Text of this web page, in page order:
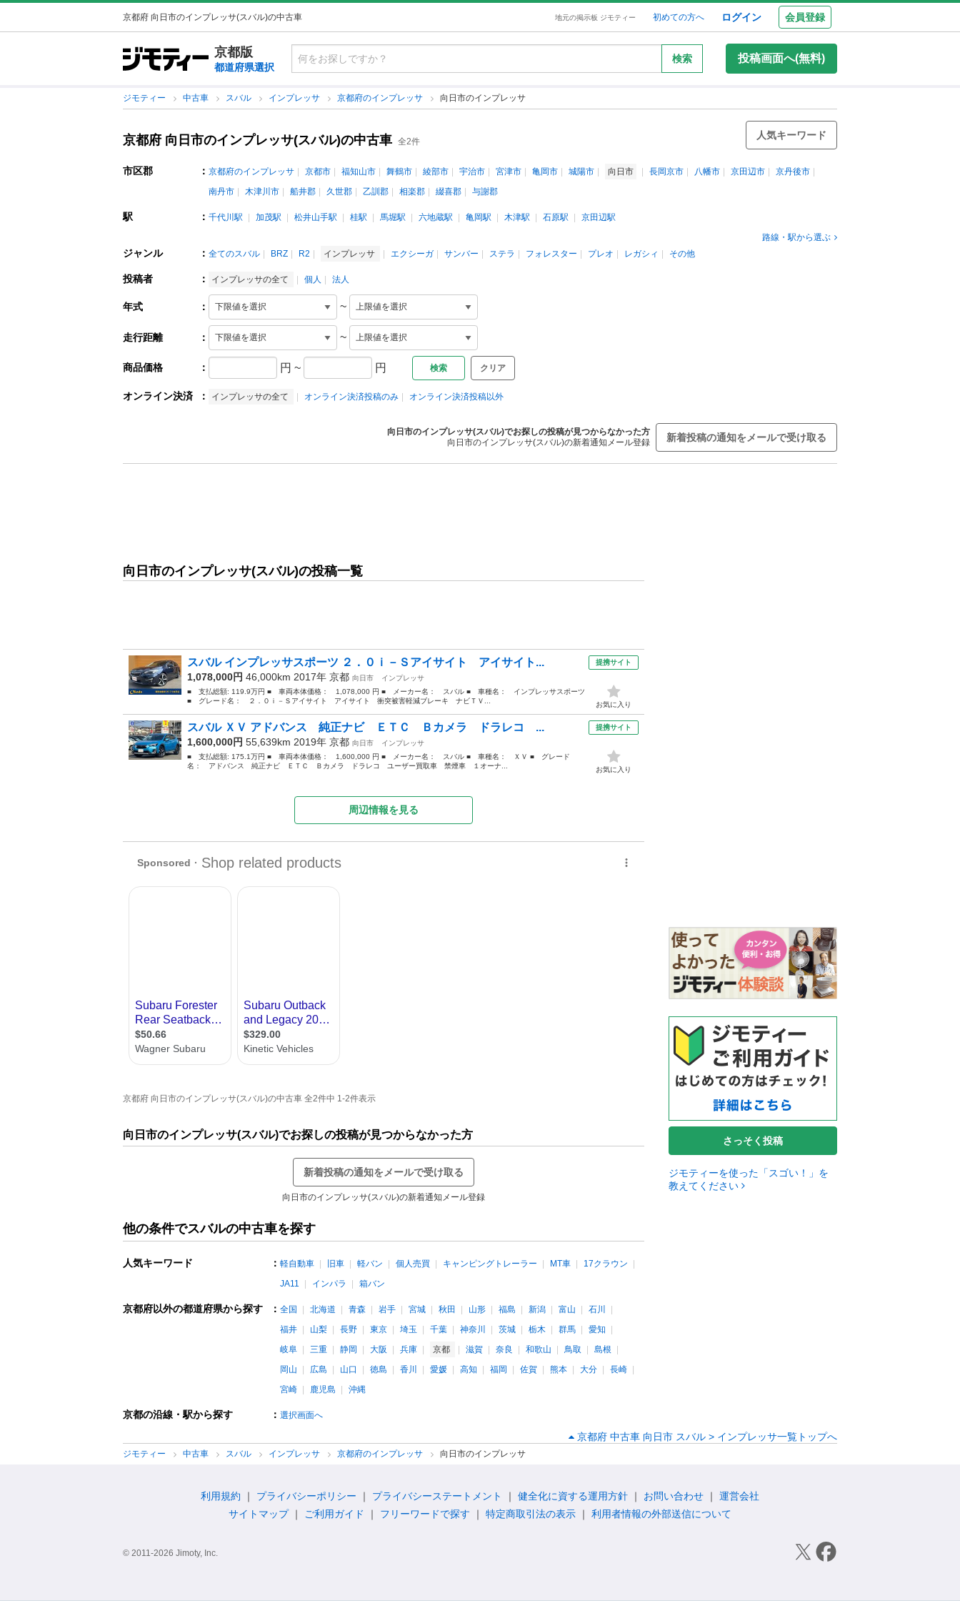
京都府 向日市のインプレッサ(スバル)の中古車 地元の掲示板 ジモティー 初めての方へ ログイン 会員登録
京都版
都道府県選択
検索 投稿画面へ(無料)
ジモティー 中古車 スバル インプレッサ 京都府のインプレッサ 向日市のインプレッサ
京都府 向日市のインプレッサ(スバル)の中古車 全2件
人気キーワード
市区郡 ： 京都府のインプレッサ 京都市 福知山市 舞鶴市 綾部市 宇治市 宮津市 亀岡市 城陽市 向日市 長岡京市 八幡市 京田辺市
京丹後市
南丹市
木津川市 船井郡 久世郡 乙訓郡 相楽郡 綴喜郡 与謝郡
駅 ： 千代川駅 加茂駅 松井山手駅 桂駅 馬堀駅 六地蔵駅 亀岡駅 木津駅 石原駅
京田辺駅
路線・駅から選ぶ
ジャンル ： 全てのスバル BRZ R2 インプレッサ エクシーガ サンバー ステラ フォレスター プレオ レガシィ その他
投稿者 ： インプレッサの全て 個人 法人
年式 ： ~
走行距離 ： ~
商品価格 ： 円 ~ 円 クリア
オンライン決済 ： インプレッサの全て オンライン決済投稿のみ オンライン決済投稿以外
向日市のインプレッサ(スバル)でお探しの投稿が見つからなかった方
向日市のインプレッサ(スバル)の新着通知メール登録
新着投稿の通知をメールで受け取る
向日市のインプレッサ(スバル)の投稿一覧
スバル インプレッサスポーツ ２．０ｉ－Ｓアイサイト アイサイト...
1,078,000円 46,000km 2017年 京都 向日市
インプレッサ
■ 支払総額: 119.9万円 ■ 車両本体価格： 1,078,000 円 ■ メーカー名： スバル ■ 車種名： インプレッサスポーツ
■ グレード名： ２．０ｉ－Ｓアイサイト アイサイト 衝突被害軽減ブレーキ ナビＴＶ...
提携サイト
お気に入り
スバル ＸＶ アドバンス 純正ナビ ＥＴＣ Ｂカメラ ドラレコ ...
1,600,000円 55,639km 2019年 京都 向日市
インプレッサ
■ 支払総額: 175.1万円 ■ 車両本体価格： 1,600,000 円 ■ メーカー名： スバル ■ 車種名： ＸＶ ■ グレード
名： アドバンス 純正ナビ ＥＴＣ Ｂカメラ ドラレコ ユーザー買取車 禁煙車 １オーナ...
提携サイト
お気に入り
周辺情報を見る
京都府 向日市のインプレッサ(スバル)の中古車 全2件中 1-2件表示
向日市のインプレッサ(スバル)でお探しの投稿が見つからなかった方
新着投稿の通知をメールで受け取る
向日市のインプレッサ(スバル)の新着通知メール登録
他の条件でスバルの中古車を探す
人気キーワード ： 軽自動車 旧車 軽バン 個人売買 キャンピングトレーラー MT車
17クラウン
JA11
インパラ 箱バン
京都府以外の都道府県から探す ： 全国 北海道 青森 岩手 宮城 秋田 山形 福島 新潟 富山
石川
福井
山梨 長野 東京 埼玉 千葉 神奈川 茨城 栃木 群馬
愛知
岐阜
三重 静岡 大阪 兵庫 京都 滋賀 奈良 和歌山 鳥取
島根
岡山
広島 山口 徳島 香川 愛媛 高知 福岡 佐賀 熊本 大分
長崎
宮崎
鹿児島 沖縄
京都の沿線・駅から探す ： 選択画面へ
さっそく投稿
ジモティーを使った「スゴい！」を
教えてください
京都府 中古車 向日市 スバル > インプレッサ一覧トップへ
ジモティー 中古車 スバル インプレッサ 京都府のインプレッサ 向日市のインプレッサ
利用規約 プライバシーポリシー プライバシーステートメント 健全化に資する運用方針 お問い合わせ
運営会社
サイトマップ
ご利用ガイド フリーワードで探す 特定商取引法の表示 利用者情報の外部送信について
© 2011-2026 Jimoty, Inc.